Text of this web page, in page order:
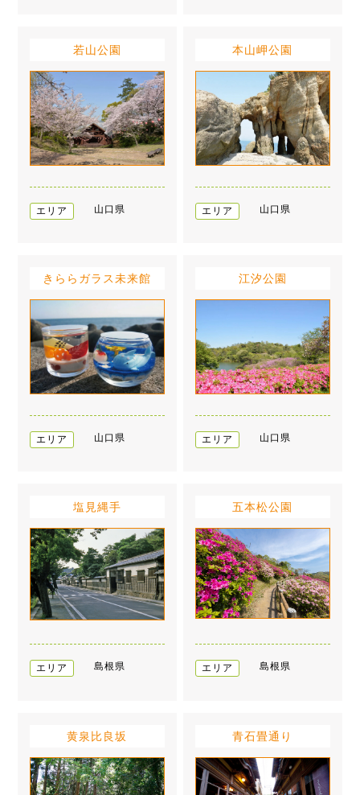
若山公園
エリア 山口県
本山岬公園
エリア 山口県
きららガラス未来館
エリア 山口県
江汐公園
エリア 山口県
塩見縄手
エリア 島根県
五本松公園
エリア 島根県
黄泉比良坂 青石畳通り